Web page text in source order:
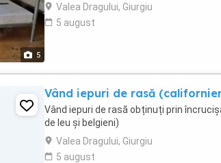
5
Valea Dragului, Giurgiu
5 august
Vând iepuri de rasă
Vând iepuri de rasă obținuți prin
de leu și belgieni)
Valea Dragului, Giurgiu
5 august